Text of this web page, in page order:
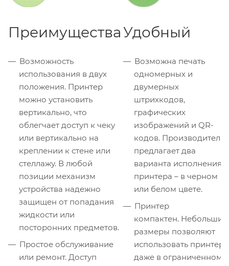
Преимущества
Возможность
использования в двух
положения. Принтер
можно установить
вертикально, что
облегчает доступ к чеку
или вертикально на
креплении к стене или
стеллажу. В любой
позиции механизм
устройства надежно
защищен от попадания
жидкости или
посторонних предметов.
Простое обслуживание
или ремонт. Доступ
Удобный
Возможна печать
одномерных и
двумерных
штрихкодов,
графических
изображений и QR-
кодов. Производитель
предлагает два
варианта исполнения
принтера – в черном
или белом цвете.
Принтер
компактен. Небольшие
размеры позволяют
использовать принтер
даже в ограниченном